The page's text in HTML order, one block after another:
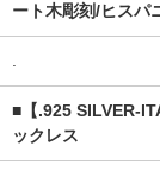
ート木彫刻/ヒスパ
.
■【.925 SILVER-
ックレス